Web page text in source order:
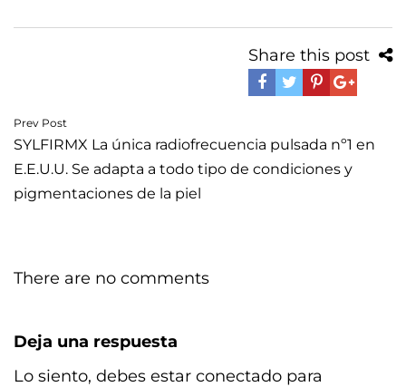
Share this post
Navegación
de
entradas
Prev Post
SYLFIRMX La única radiofrecuencia pulsada nº1 en
E.E.U.U. Se adapta a todo tipo de condiciones y
pigmentaciones de la piel
There are no comments
Deja una respuesta
Lo siento, debes estar conectado para